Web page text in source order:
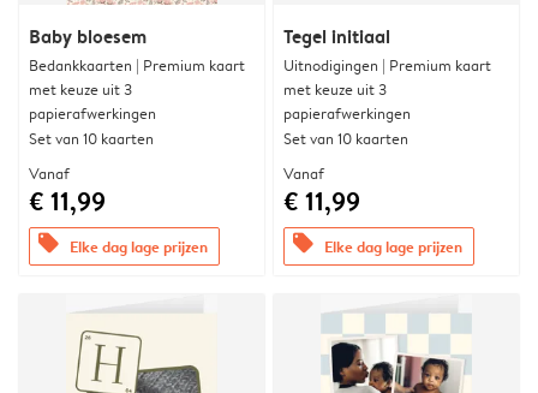
Baby bloesem
Bedankkaarten | Premium kaart
met keuze uit 3
papierafwerkingen
Set van 10 kaarten
Vanaf
€ 11,99
offers Elke dag lage prijzen
Tegel initiaal
Uitnodigingen | Premium kaart
met keuze uit 3
papierafwerkingen
Set van 10 kaarten
Vanaf
€ 11,99
offers Elke dag lage prijzen